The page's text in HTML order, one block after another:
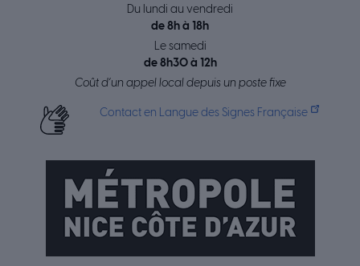
Du lundi au vendredi
de 8h à 18h
Le samedi
de 8h30 à 12h
Coût d’un appel local depuis un poste fixe
Contact en Langue des Signes Française